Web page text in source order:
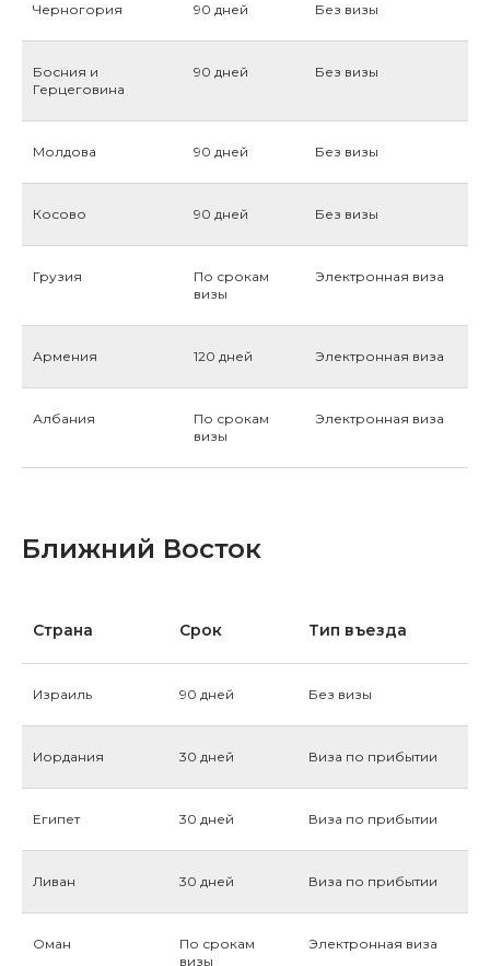
Черногория 90 дней Без визы
Босния и
Герцеговина
90 дней Без визы
Молдова 90 дней Без визы
Косово 90 дней Без визы
Грузия
По срокам
визы
Электронная виза
Армения 120 дней Электронная виза
Албания
По срокам
визы
Электронная виза
Ближний Восток
Страна Срок Тип въезда
Израиль 90 дней Без визы
Иордания 30 дней Виза по прибытии
Египет 30 дней Виза по прибытии
Ливан 30 дней Виза по прибытии
Оман
По срокам
визы
Электронная виза